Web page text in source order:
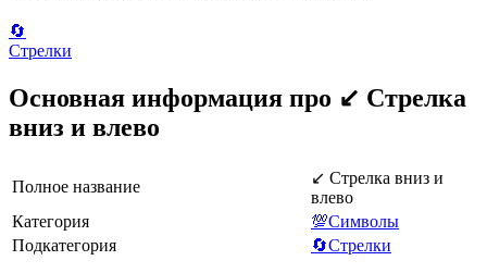
🔄
Стрелки
Основная информация про ↙️ Стрелка
вниз и влево
Полное название
↙️ Стрелка вниз и
влево
Категория
💯Символы
Подкатегория
🔄Стрелки